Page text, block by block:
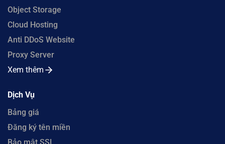
Object Storage
Cloud Hosting
Anti DDoS Website
Proxy Server
Xem thêm
Dịch Vụ
Bảng giá
Đăng ký tên miền